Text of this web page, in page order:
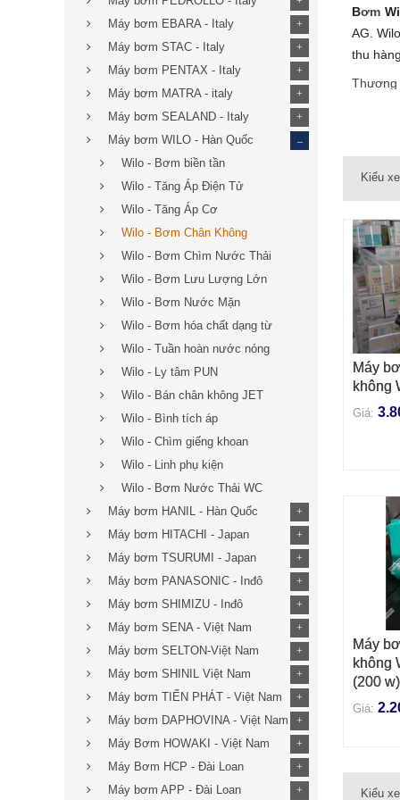
Bơm
AG.
thu
Thương
gấp 2
Tất cả
mình
được
Máy
sử
chuyển
Sản
nhất
từ
đẩy
Tính
Chúng
liên hệ
Kiểu
THÊM
Máy
không
Giá:
THÊM
Máy
không
(200 w)
Giá:
Kiểu
Máy bơm EBARA - Italy +
Máy bơm STAC - Italy +
Máy bơm PENTAX - Italy +
Máy bơm MATRA - italy +
Máy bơm SEALAND - Italy +
Máy bơm WILO - Hàn Quốc
Wilo - Bơm biền tần
Wilo - Tăng Áp Điện Tử
Wilo - Tăng Áp Cơ
Wilo - Bơm Chân Không
Wilo - Bơm Chìm Nước Thải
Wilo - Bơm Lưu Lượng Lớn
Wilo - Bơm Nước Mặn
Wilo - Bơm hóa chất dạng từ
Wilo - Tuần hoàn nước nóng
Wilo - Ly tâm PUN
Wilo - Bán chân không JET
Wilo - Bình tích áp
Wilo - Chìm giếng khoan
Wilo - Linh phụ kiện
Wilo - Bơm Nước Thải WC
Máy bơm HANIL - Hàn Quốc
+
Máy bơm HITACHI - Japan +
Máy bơm TSURUMI - Japan +
Máy bơm PANASONIC - Inđô +
Máy bơm SHIMIZU - Inđô +
Máy bơm SENA - Việt Nam +
Máy bơm SELTON-Việt Nam +
Máy bơm SHINIL Việt Nam +
Máy bơm TIẾN PHÁT - Việt Nam +
Máy bơm DAPHOVINA - Việt Nam +
Máy Bơm HOWAKI - Việt Nam +
Máy Bơm HCP - Đài Loan +
Máy bơm APP - Đài Loan +